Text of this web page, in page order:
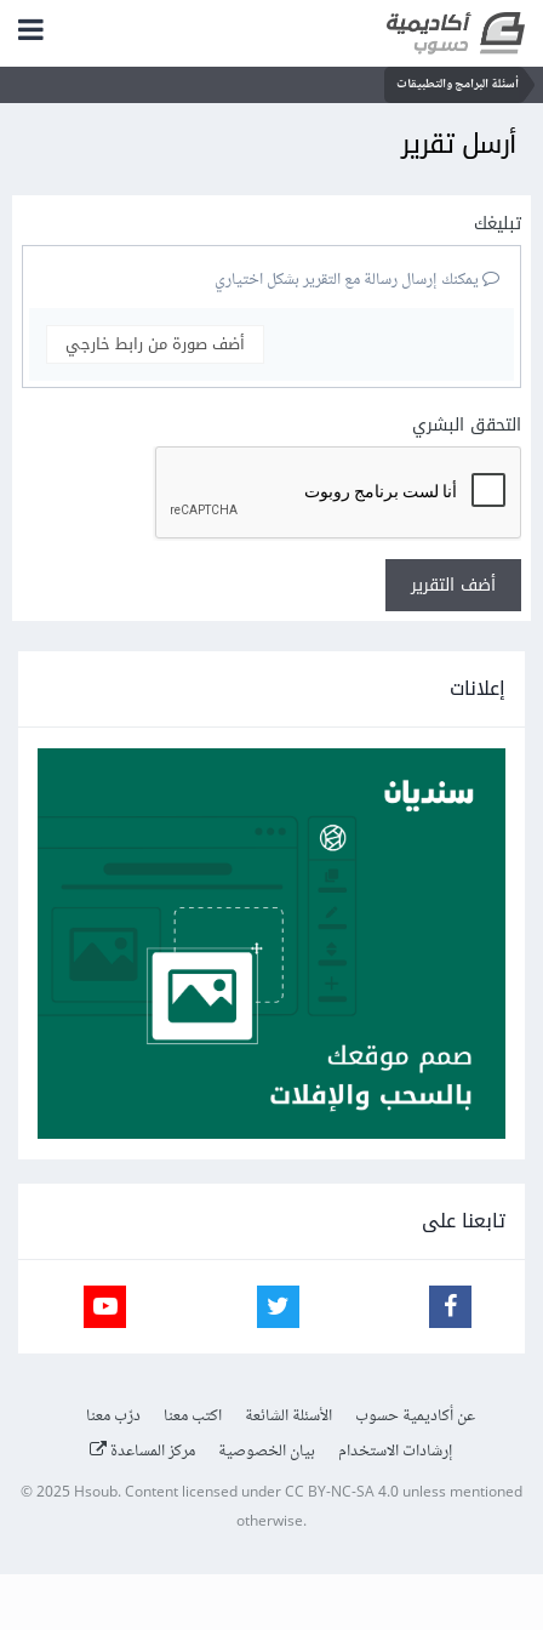
أسئلة البرامج والتطبيقات
أرسل تقرير
تبليغك
يمكنك إرسال رسالة مع التقرير بشكل اختياري
أضف صورة من رابط خارجي
التحقق البشري
أضف التقرير
إعلانات
تابعنا على
عن أكاديمية حسوب الأسئلة الشائعة اكتب معنا
درّب معنا
إرشادات الاستخدام
بيان الخصوصية مركز المساعدة
© 2025 Hsoub.Content licensed underCC BY-NC-SA 4.0unless mentioned
otherwise.